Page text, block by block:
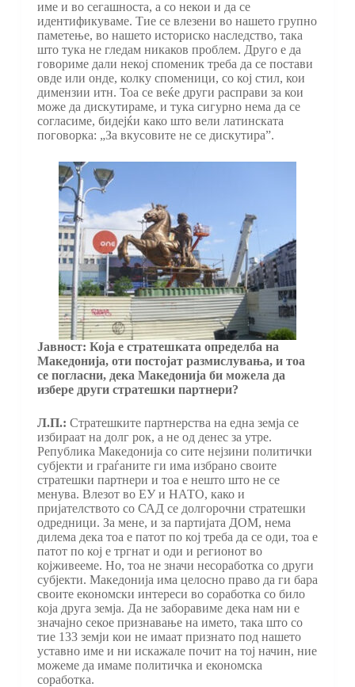
име и во сегашноста, а со некои и да се
идентификуваме. Тие се влезени во нашето групно
паметење, во нашето историско наследство, така
што тука не гледам никаков проблем. Друго е да
говориме дали некој споменик треба да се постави
овде или онде, колку споменици, со кој стил, кои
димензии итн. Тоа се веќе други расправи за кои
може да дискутираме, и тука сигурно нема да се
согласиме, бидејќи како што вели латинската
поговорка: „За вкусовите не се дискутира”.
Јавност: Која е стратешката определба на
Македонија, оти постојат размислувања, и тоа
се погласни, дека Македонија би можела да
избере други стратешки партнери?
Л.П.: Стратешките партнерства на една земја се
избираат на долг рок, а не од денес за утре.
Република Македонија со сите нејзини политички
субјекти и граѓаните ги има избрано своите
стратешки партнери и тоа е нешто што не се
менува. Влезот во ЕУ и НАТО, како и
пријателството со САД се долгорочни стратешки
одредници. За мене, и за партијата ДОМ, нема
дилема дека тоа е патот по кој треба да се оди, тоа е
патот по кој е тргнат и оди и регионот во
којживееме. Но, тоа не значи несоработка со други
субјекти. Македонија има целосно право да ги бара
своите економски интереси во соработка со било
која друга земја. Да не заборавиме дека нам ни е
значајно секое признавање на името, така што со
тие 133 земји кои не имаат признато под нашето
уставно име и ни искажале почит на тој начин, ние
можеме да имаме политичка и економска
соработка.